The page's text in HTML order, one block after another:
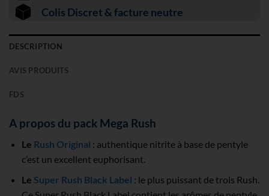
Colis Discret & facture neutre
DESCRIPTION
AVIS PRODUITS
FDS
A propos du pack Mega Rush
Le Rush Original : authentique nitrite à base de pentyle
c’est un excellent euphorisant.
Le Super Rush Black Label : le plus puissant de trois Rush.